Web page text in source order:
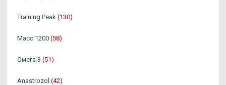
Training Peak (130)
Масс 1200 (58)
Омега 3 (51)
Аnastrozol (42)